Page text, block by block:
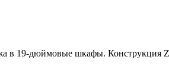
в 19-дюймовые шкафы. Конструкция